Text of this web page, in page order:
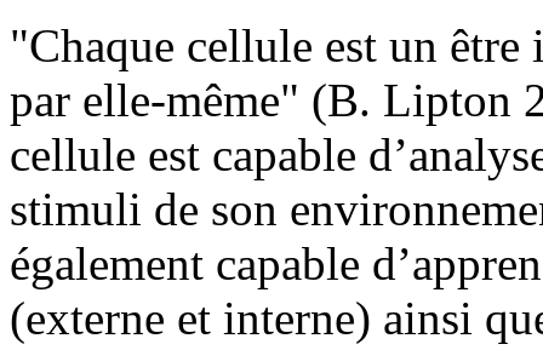
"Chaque cellule est un
par elle-même" (B. Lipton
cellule est capable
stimuli de son
également capable
(externe et interne) ainsi